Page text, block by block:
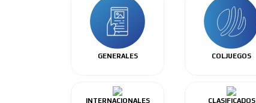
GENERALES COLJUEGOS
INTERNACIONALES CLASIFICADOS